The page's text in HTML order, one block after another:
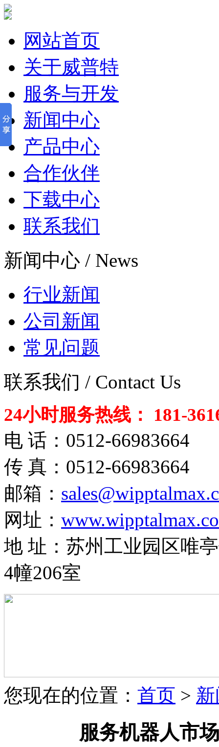
网站首页
关于威普特
服务与开发
新闻中心
产品中心
合作伙伴
下载中心
联系我们
新闻中心 / News
行业新闻
公司新闻
常见问题
联系我们 / Contact Us
24小时服务热线： 181-
电 话：0512-66983664
传 真：0512-66983664
邮箱：
网址：
地 址：苏州工业园区唯
4幢206室
您现在的位置： 首页 >
服务机器人市